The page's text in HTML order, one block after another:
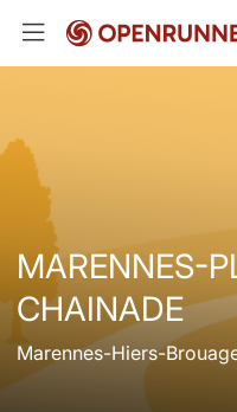
MARENNES-
CHAINADE
Marennes-Hiers-